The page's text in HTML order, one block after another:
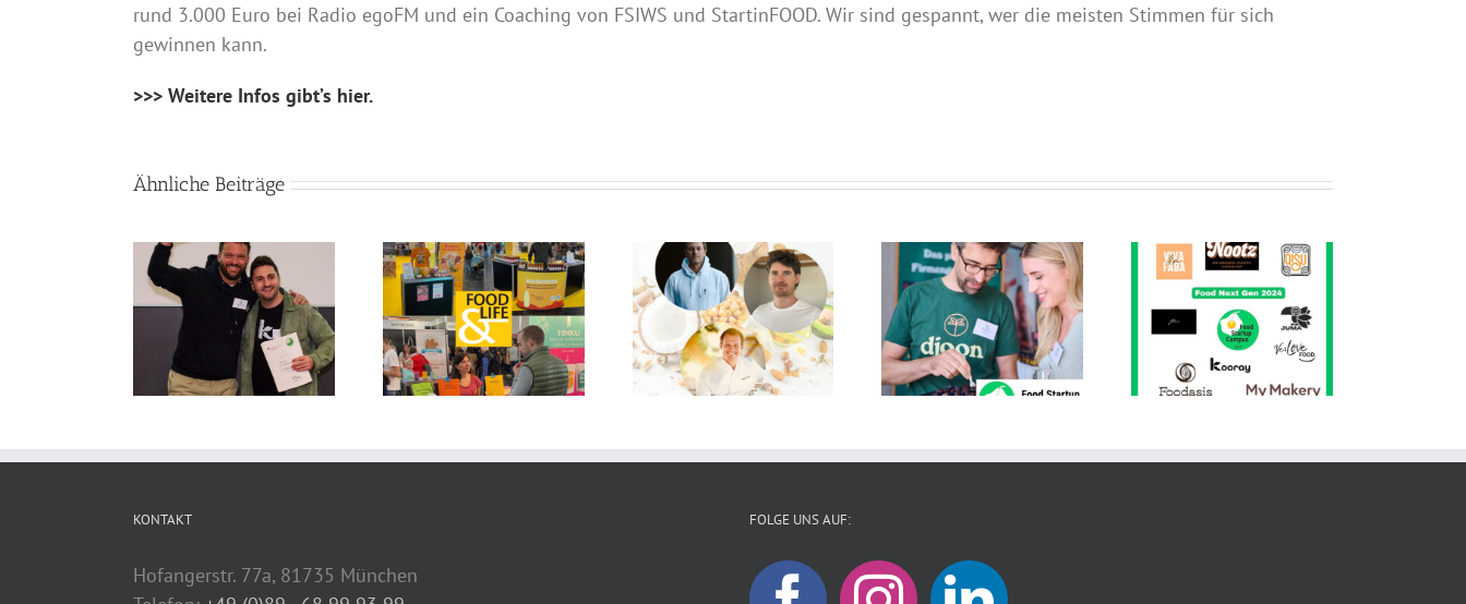
rund 3.000 Euro bei Radio egoFM und ein Coaching von FSIWS und StartinFOOD. Wir sind gespannt, wer die meisten Stimmen für sich
gewinnen kann.
>>> Weitere Infos gibt’s hier.
Ähnliche Beiträge
KONTAKT
Hofangerstr. 77a, 81735 München
FOLGE UNS AUF: